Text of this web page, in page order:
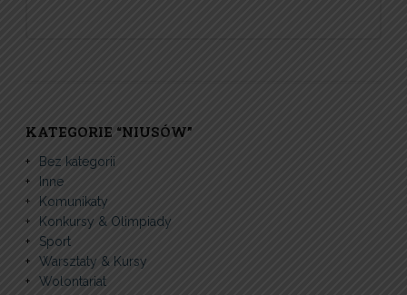
KATEGORIE “NIUSÓW”
Bez kategorii
Inne
Komunikaty
Konkursy & Olimpiady
Sport
Warsztaty & Kursy
Wolontariat